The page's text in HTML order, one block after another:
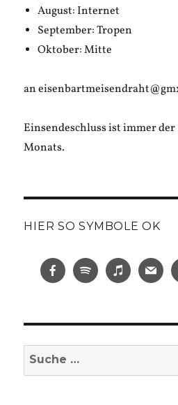
August: Internet
September: Tropen
Oktober: Mitte
an
Einsendeschluss ist immer der
Monats.
HIER SO SYMBOLE OK
Suche
nach: